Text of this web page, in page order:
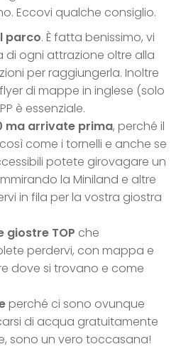
Eccovi qualche consiglio.
parco. È fatta benissimo, vi
di ogni attrazione oltre alla
per raggiungerla. Inoltre
di mappe in inglese (solo
è essenziale.
ma arrivate prima, perché il
come i tornelli e anche se
potete girovagare un
la Miniland e altre
in fila per la vostra giostra
giostre TOP che
perdervi, con mappa e
dove si trovano e come
perché ci sono ovunque
di acqua gratuitamente
sono un vero toccasana!